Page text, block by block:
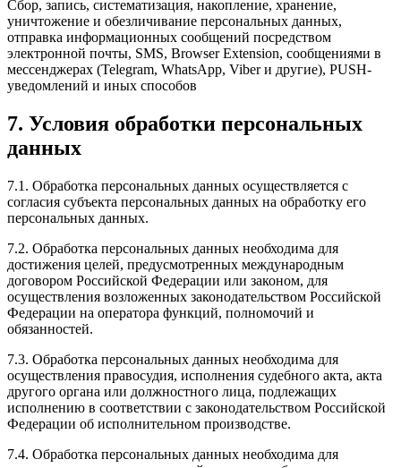
Сбор, запись, систематизация, накопление, хранение,
уничтожение и обезличивание персональных данных,
отправка информационных сообщений посредством
электронной почты, SMS, Browser Extension, сообщениями в
мессенджерах (Telegram, WhatsApp, Viber и другие), PUSH-
уведомлений и иных способов
7. Условия обработки персональных
данных
7.1. Обработка персональных данных осуществляется с
согласия субъекта персональных данных на обработку его
персональных данных.
7.2. Обработка персональных данных необходима для
достижения целей, предусмотренных международным
договором Российской Федерации или законом, для
осуществления возложенных законодательством Российской
Федерации на оператора функций, полномочий и
обязанностей.
7.3. Обработка персональных данных необходима для
осуществления правосудия, исполнения судебного акта, акта
другого органа или должностного лица, подлежащих
исполнению в соответствии с законодательством Российской
Федерации об исполнительном производстве.
7.4. Обработка персональных данных необходима для